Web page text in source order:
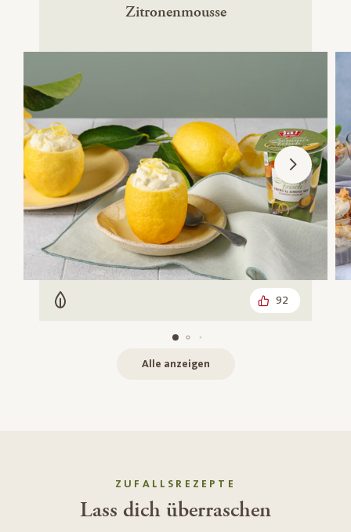
Zitronenmousse
Vegetarisch 92
Alle anzeigen
ZUFALLSREZEPTE
Lass dich überraschen